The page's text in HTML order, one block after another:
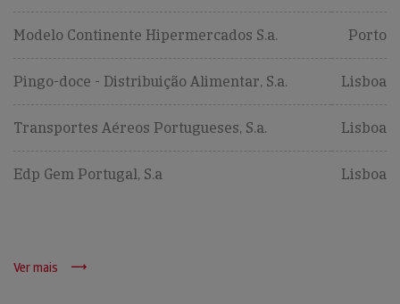
Modelo Continente Hipermercados S.a. Porto
Pingo-doce - Distribuição Alimentar, S.a. Lisboa
Transportes Aéreos Portugueses, S.a. Lisboa
Edp Gem Portugal, S.a Lisboa
Ver mais